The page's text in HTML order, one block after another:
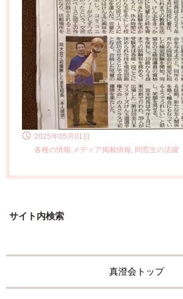
2025年05月01日
各種の情報:メディア掲載情報, 同窓生の活躍
サイト内検索
真澄会トップ